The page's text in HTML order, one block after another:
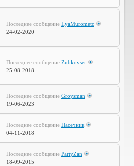
Последнее сообщение IlyaMurometc
24-02-2020
Последнее сообщение Zubkovser
25-08-2018
Последнее сообщение Groysman
19-06-2023
Последнее сообщение Пасечник
04-11-2018
Последнее сообщение PartyZan
18-09-2015